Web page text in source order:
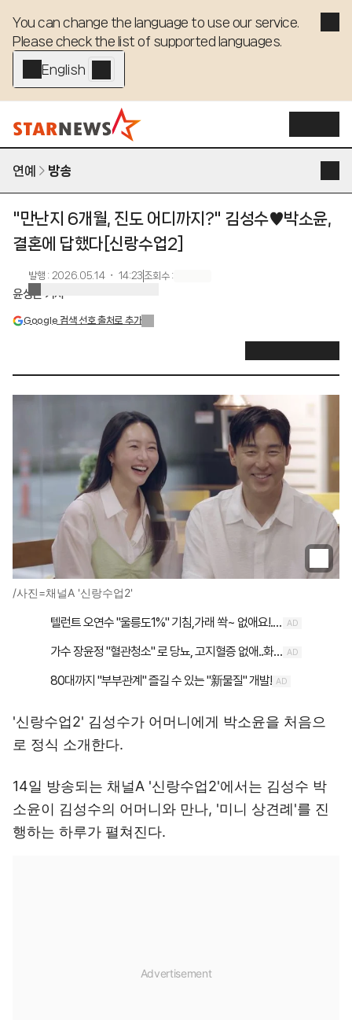
You can change the language to use our service.
Please check the list of supported languages.
English - EN
연예 방송
"만난지 6개월, 진도 어디까지?" 김성수♥박소윤,
결혼에 답했다[신랑수업2]
발행 : 2026.05.14 ・ 14:23 조회수:
윤상근 기자
Google 검색 선호 출처로 추가
/사진=채널A '신랑수업2'
'신랑수업2' 김성수가 어머니에게 박소윤을 처음으
로 정식 소개한다.
14일 방송되는 채널A '신랑수업2'에서는 김성수 박
소윤이 김성수의 어머니와 만나, '미니 상견례'를 진
행하는 하루가 펼쳐진다.